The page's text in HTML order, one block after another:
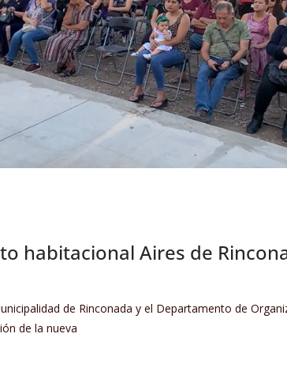
habitacional Aires de
de Rinconada y el Departamento de
de la nueva